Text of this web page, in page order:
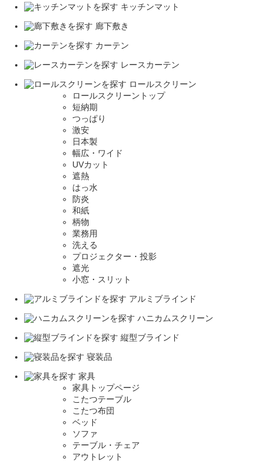
キッチンマット
廊下敷き
カーテン
レースカーテン
ロールスクリーン
ロールスクリーントップ
短納期
つっぱり
激安
日本製
幅広・ワイド
UVカット
遮熱
はっ水
防炎
和紙
柄物
業務用
洗える
プロジェクター・投影
遮光
小窓・スリット
アルミブラインド
ハニカムスクリーン
縦型ブラインド
寝装品
家具
家具トップページ
こたつテーブル
こたつ布団
ベッド
ソファ
テーブル・チェア
アウトレット